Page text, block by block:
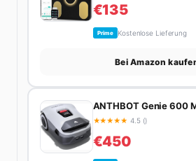
€135
Prime Kostenlose Lieferung
Bei Amazon
ANTHBOT Genie 600
★★★★★ 4.5 ()
€450